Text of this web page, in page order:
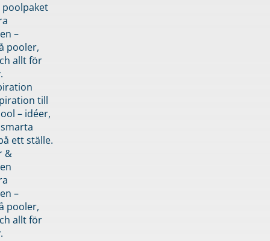
–
pooler,
allt för
till
– idéer,
ett ställe.
&
–
pooler,
allt för